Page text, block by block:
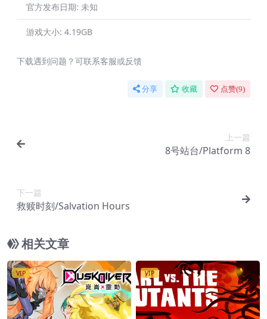
官方发布日期: 未知
游戏大小: 4.19GB
下载遇到问题？可联系客服或反馈
分享 收藏 点赞(9)
上一篇
8号站台/Platform 8
下一篇
救赎时刻/Salvation Hours
相关文章
VIP VIP